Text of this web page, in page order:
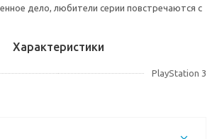
дело, любители серии повстречаются с
Характеристики
PlayStation 3